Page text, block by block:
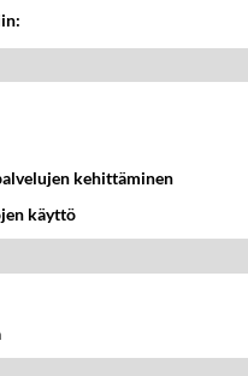
kumota laki ulkomailla
kehittäminen
käyttö